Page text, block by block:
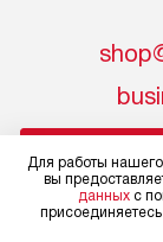
учитывать,
прибора не
через
транспортной
другие
как это может
Для работы нашего
вы
данных с
присоединяетесь